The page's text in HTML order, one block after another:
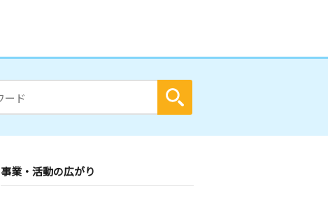
事業・活動の広がり